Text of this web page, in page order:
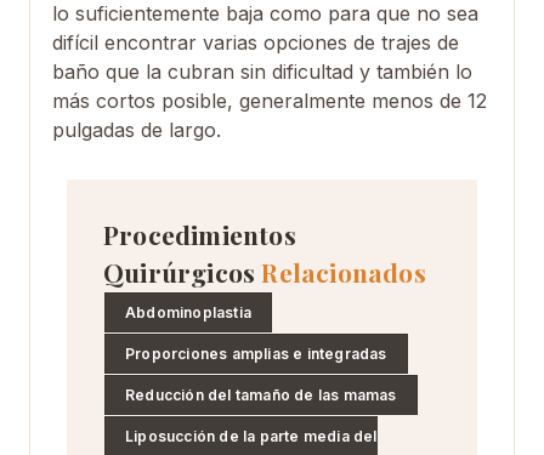
lo suficientemente baja como para que no sea
difícil encontrar varias opciones de trajes de
baño que la cubran sin dificultad y también lo
más cortos posible, generalmente menos de 12
pulgadas de largo.
Procedimientos
Quirúrgicos Relacionados
Abdominoplastia
Proporciones amplias e integradas
Reducción del tamaño de las mamas
Liposucción de la parte media del